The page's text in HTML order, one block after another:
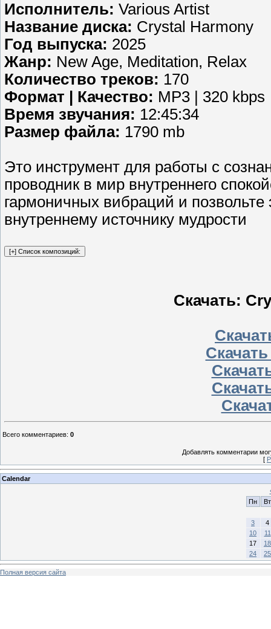
Исполнитель: Various Artist
Название диска: Crystal Harmony
Год выпуска: 2025
Жанр: New Age, Meditation, Relax
Количество треков: 170
Формат | Качество: MP3 | 320 kbps
Время звучания: 12:45:34
Размер файла: 1790 mb
Это инструмент для работы с
проводник в мир внутреннего
гармоничных вибраций и
внутреннему источнику мудрости
Скачать:
Всего комментариев: 0
Добавлять комментарии
[
Calendar
Пн
Вт
3
4
10
11
17
18
24
25
Полная версия сайта